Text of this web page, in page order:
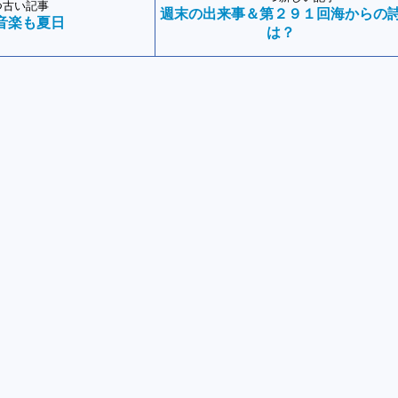
い記事
楽も夏日
週末の出来事＆第２９１回海からの
は？